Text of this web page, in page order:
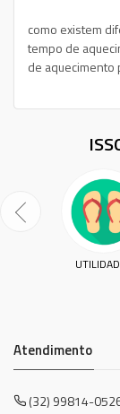
como existem
tempo de
de aquecimento
Atendimento
(32) 99814-